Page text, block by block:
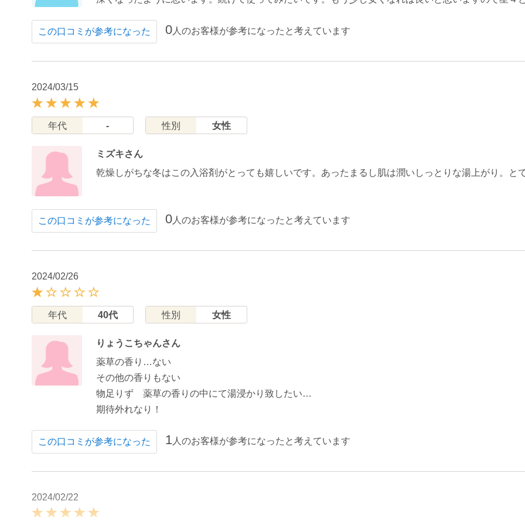
この口コミが参考になった 0人のお客様が参考になったと考えています
2024/03/15
年代 - 性別 女性
ミズキさん
乾燥しがちな冬はこの入浴剤がとっても嬉しいです。あったまるし肌は潤いしっとりな湯上がり。と
この口コミが参考になった 0人のお客様が参考になったと考えています
2024/02/26
年代 40代 性別 女性
りょうこちゃんさん
薬草の香り…ない
その他の香りもない
物足りず 薬草の香りの中にて湯浸かり致したい…
期待外れなり！
この口コミが参考になった 1 人のお客様が参考になったと考えています
2024/02/22